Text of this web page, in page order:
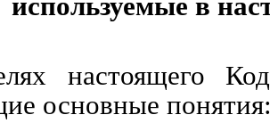
настоящего
основные